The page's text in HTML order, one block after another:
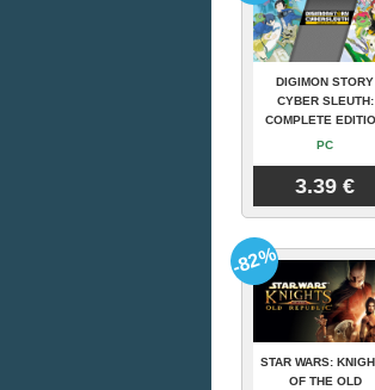
DIGIMON STORY
CYBER SLEUTH:
COMPLETE
PC
3.39 €
STAR WARS:
OF THE OLD
-82%